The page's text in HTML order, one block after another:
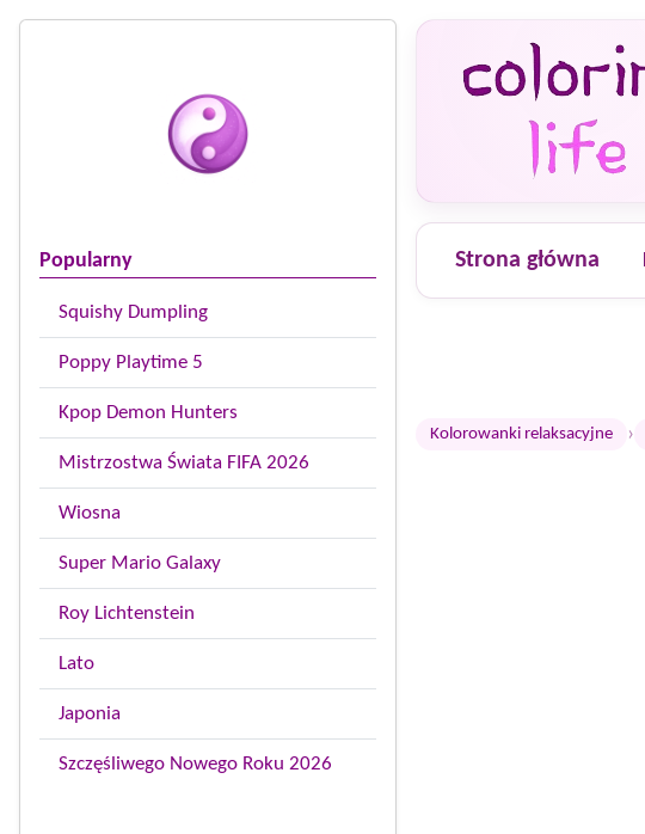
Popularny
Squishy Dumpling
Poppy Playtime 5
Kpop Demon Hunters
Mistrzostwa Świata FIFA 2026
Wiosna
Super Mario Galaxy
Roy Lichtenstein
Lato
Japonia
Szczęśliwego Nowego Roku 2026
Strona główna
Kolorowanki relaksacyjne ›